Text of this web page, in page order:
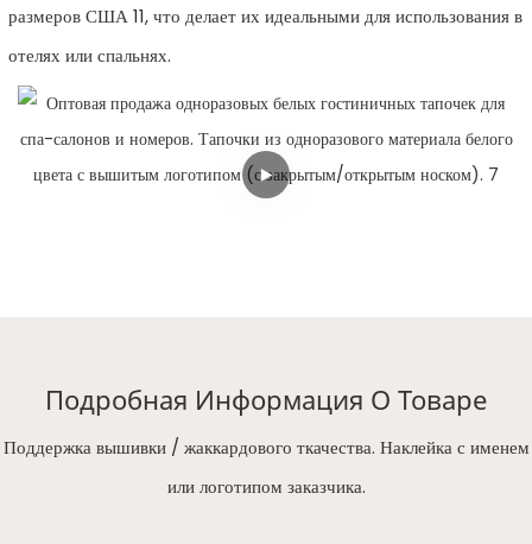
размеров США 11, что делает их идеальными для использования в
отелях или спальнях.
Подробная Информация О Товаре
Поддержка вышивки / жаккардового ткачества. Наклейка с именем
или логотипом заказчика.